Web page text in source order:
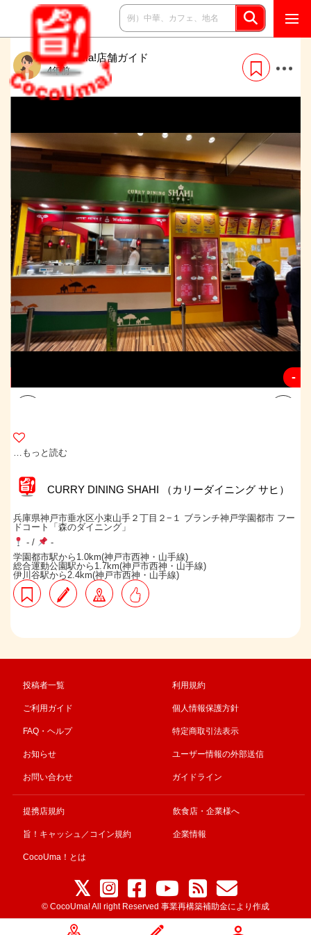
CocoUma!店舗ガイド
4年前
-
…もっと読む
CURRY DINING SHAHI （カリーダイニング サヒ）
兵庫県神戸市垂水区小束山手２丁目２−１ ブランチ神戸学園都市 フー
ドコート「森のダイニング」
-/
-
学園都市駅から1.0km(神戸市西神・山手線)
総合運動公園駅から1.7km(神戸市西神・山手線)
伊川谷駅から2.4km(神戸市西神・山手線)
投稿者一覧
ご利用ガイド
FAQ・ヘルプ
お知らせ
お問い合わせ
利用規約
個人情報保護方針
特定商取引法表示
ユーザー情報の外部送信
ガイドライン
提携店規約
旨！キャッシュ／コイン規約
CocoUma！とは
飲食店・企業様へ
企業情報
© CocoUma! All right Reserved 事業再構築補助金により作成